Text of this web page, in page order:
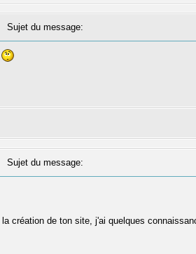
Sujet du message:
Sujet du message:
création de ton site, j'ai quelques